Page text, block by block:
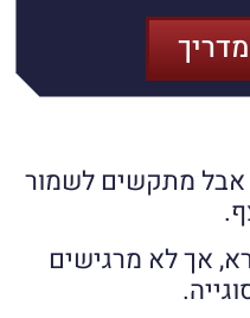
אבל מתקשים לשמור
אך לא מרגישים